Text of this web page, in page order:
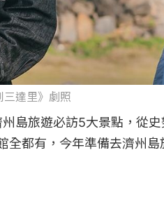
達里》劇照
島旅遊必訪5大景點，從
全都有，今年準備去濟州